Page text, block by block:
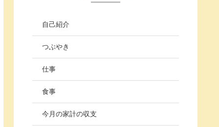
自己紹介
つぶやき
仕事
食事
今月の家計の収支